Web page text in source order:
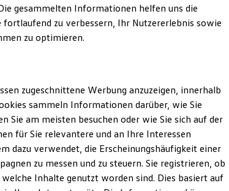
gesammelten Informationen helfen uns die
zu verbessern, Ihr Nutzererlebnis sowie
zu optimieren.
zugeschnittene Werbung anzuzeigen, innerhalb
sammeln Informationen darüber, wie Sie
Sie am meisten besuchen oder wie Sie sich auf der
für Sie relevantere und an Ihre Interessen
dazu verwendet, die Erscheinungshäufigkeit einer
zu messen und zu steuern. Sie registrieren, ob
Inhalte genutzt worden sind. Dies basiert auf